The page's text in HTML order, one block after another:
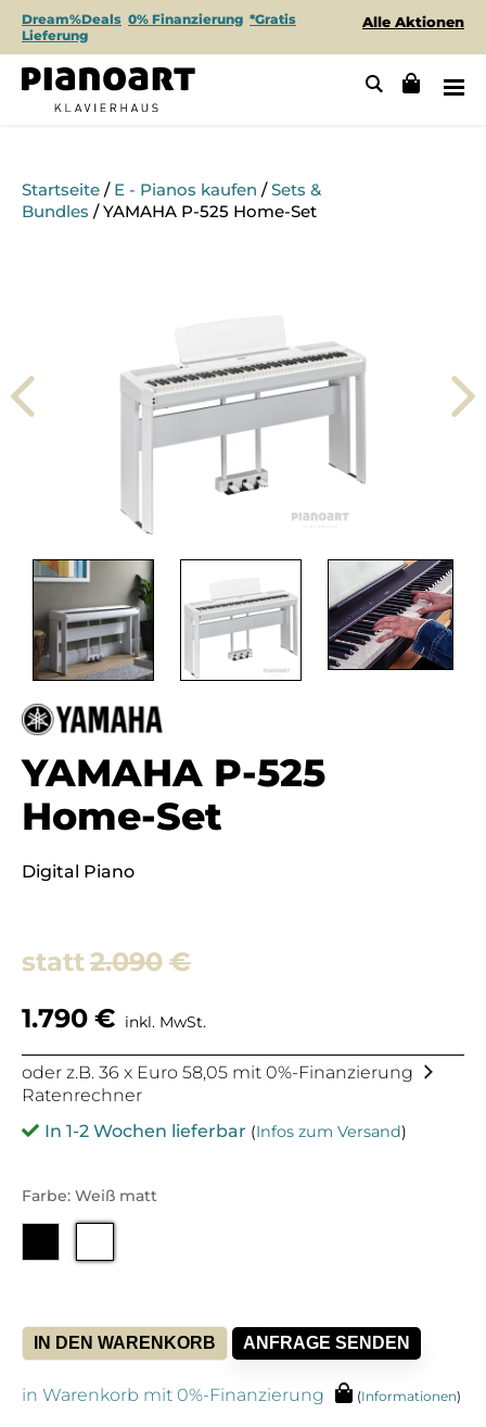
Dream%Deals 0% Finanzierung *Gratis
Lieferung
Alle Aktionen
Startseite / E - Pianos kaufen /Sets &
Bundles / YAMAHA P-525 Home-Set
YAMAHA P-525
Home-Set
Digital Piano
2.090 €
1.790 € inkl. MwSt.
oder z.B. 36 x Euro 58,05 mit 0%-Finanzierung
Ratenrechner
In 1-2 Wochen lieferbar (Infos zum Versand)
Farbe: Weiß matt
IN DEN WARENKORB ANFRAGE SENDEN
in Warenkorb mit 0%-Finanzierung (Informationen)